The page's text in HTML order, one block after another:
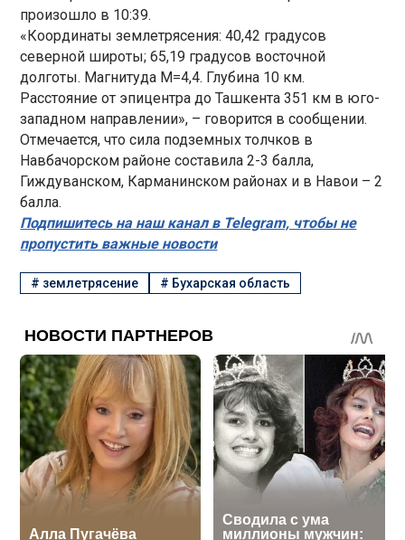
произошло в 10:39.
«Координаты землетрясения: 40,42 градусов
северной широты; 65,19 градусов восточной
долготы. Магнитуда М=4,4. Глубина 10 км.
Расстояние от эпицентра до Ташкента 351 км в юго-
западном направлении», – говорится в сообщении.
Отмечается, что сила подземных толчков в
Навбачорском районе составила 2-3 балла,
Гиждуванском, Карманинском районах и в Навои – 2
балла.
Подпишитесь на наш канал в Telegram, чтобы не
пропустить важные новости
# землетрясение # Бухарская область